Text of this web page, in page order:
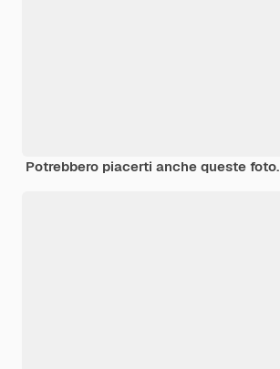
Potrebbero piacerti anche queste foto.